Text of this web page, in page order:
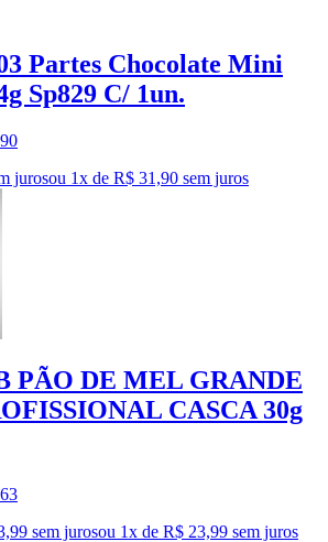
Partes Chocolate Mini
Sp829 C/ 1un.
90
jurosou 1x de R$ 31,90 sem juros
PÃO DE MEL GRANDE
CASCA 30g
63
sem jurosou 1x de R$ 23,99 sem juros